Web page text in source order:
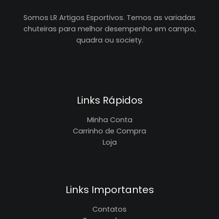
Somos LR Artigos Esportivos. Temos as variadas
chuteiras para melhor desempenho em campo,
quadra ou society.
Links Rápidos
Minha Conta
Carrinho de Compra
Loja
Links Importantes
Contatos